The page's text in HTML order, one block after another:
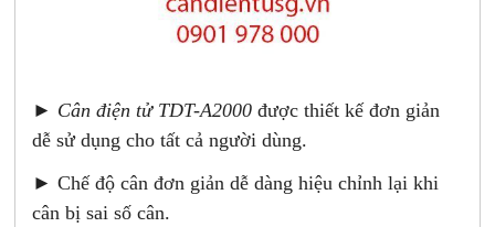
► Cân điện tử TDT-A2000 được thiết kế đơn giản
dễ sử dụng cho tất cả người dùng.
► Chế độ cân đơn giản dễ dàng hiệu chỉnh lại khi
cân bị sai số cân.